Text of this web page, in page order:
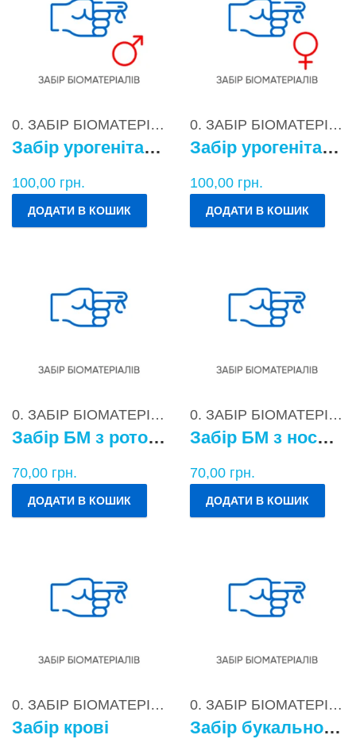
0. ЗАБІР БІОМАТЕРІАЛІВ
Забір урогенітального БМ у чоловіків
100,00 грн.
ДОДАТИ В КОШИК
0. ЗАБІР БІОМАТЕРІАЛІВ
Забір урогенітального БМ у жінок
100,00 грн.
ДОДАТИ В КОШИК
0. ЗАБІР БІОМАТЕРІАЛІВ
Забір БМ з ротоглотки
70,00 грн.
ДОДАТИ В КОШИК
0. ЗАБІР БІОМАТЕРІАЛІВ
Забір БМ з носоглотки
70,00 грн.
ДОДАТИ В КОШИК
0. ЗАБІР БІОМАТЕРІАЛІВ
Забір крові
0. ЗАБІР БІОМАТЕРІАЛІВ
Забір букального епітелію